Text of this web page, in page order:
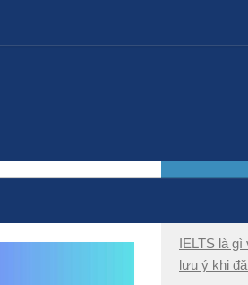
IELTS là gì
lưu ý khi